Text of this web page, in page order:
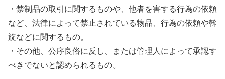
・禁制品の取引に関するものや、他者を害する行為の依頼
など、法律によって禁止されている物品、行為の依頼や斡
旋などに関するもの。
・その他、公序良俗に反し、または管理人によって承認す
べきでないと認められるもの。